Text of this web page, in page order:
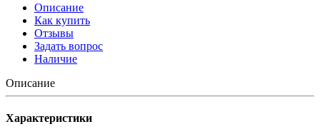
Описание
Как купить
Отзывы
Задать вопрос
Наличие
Описание
Характеристики